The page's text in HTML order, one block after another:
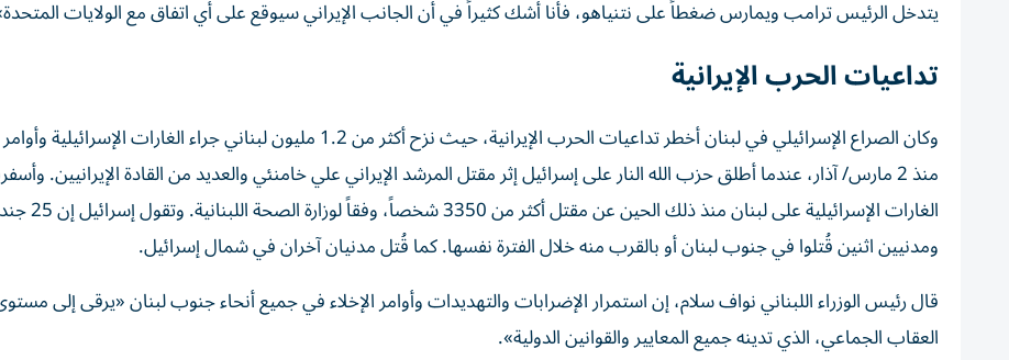
يتدخل الرئيس ترامب ويمارس ضغطاً على نتنياهو، فأنا أشك كثيراً في أن الجانب الإيراني سيوقع على أي اتفاق مع الولايات
تداعيات الحرب الإيرانية
وكان الصراع الإسرائيلي في لبنان أخطر تداعيات الحرب الإيرانية، حيث نزح أكثر من 1.2 مليون لبناني جراء الغارات
منذ 2 مارس/ آذار، عندما أطلق حزب الله النار على إسرائيل إثر مقتل المرشد الإيراني علي خامنئي والعديد من القادة الإيرانيين.
الغارات الإسرائيلية على لبنان منذ ذلك الحين عن مقتل أكثر من
ومدنيين اثنين قُتلوا في جنوب لبنان أو بالقرب منه خلال الفترة نفسها. كما قُتل مدنيان آخران في شمال إسرائيل.
قال رئيس الوزراء اللبناني نواف سلام، إن استمرار الإضرابات والتهديدات وأوامر الإخلاء في جميع أنحاء جنوب لبنان «يرقى إلى
العقاب الجماعي، الذي تدينه جميع المعايير والقوانين الدولية».